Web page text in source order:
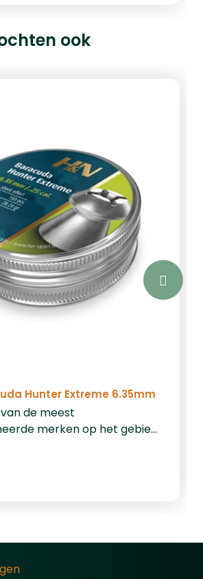
ook
Hunter Extreme 6.35mm
de meest
merken op het gebied
Extreme 6.35mm is
150 stuks.